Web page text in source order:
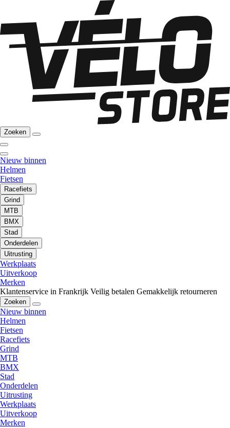
Zoeken
Nieuw binnen
Helmen
Fietsen
Racefiets
Grind
MTB
BMX
Stad
Onderdelen
Uitrusting
Werkplaats
Uitverkoop
Merken
Klantenservice in Frankrijk Veilig betalen Gemakkelijk retourneren
Zoeken
Nieuw binnen
Helmen
Fietsen
Racefiets
Grind
MTB
BMX
Stad
Onderdelen
Uitrusting
Werkplaats
Uitverkoop
Merken